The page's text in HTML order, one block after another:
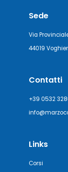
Sede
Via
44019
Contatti
+39 0532
Links
Corsi